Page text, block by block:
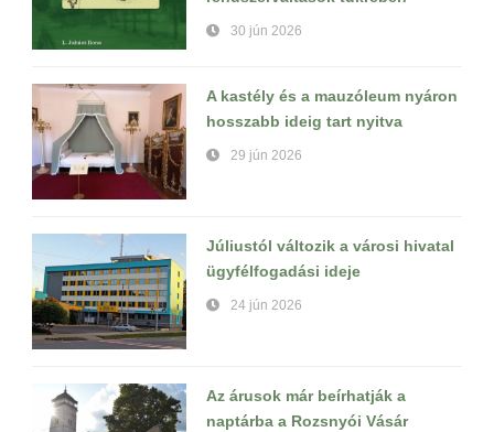
30 jún 2026
A kastély és a mauzóleum nyáron
hosszabb ideig tart nyitva
29 jún 2026
Júliustól változik a városi hivatal
ügyfélfogadási ideje
24 jún 2026
Az árusok már beírhatják a
naptárba a Rozsnyói Vásár